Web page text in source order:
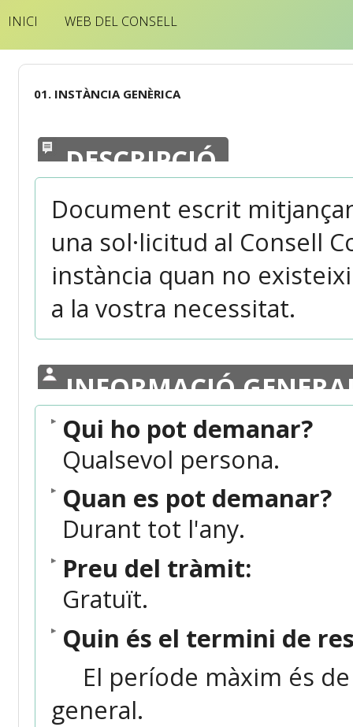
INICI WEB DEL CONSELL
01. INSTÀNCIA GENÈRICA
DESCRIPCIÓ
Document escrit
una sol·licitud al Consell
instància quan no
a la vostra necessitat.
INFORMACIÓ
Qui ho pot demanar?
Qualsevol persona.
Quan es pot demanar?
Durant tot l'any.
Preu del tràmit:
Gratuït.
Quin és el termini de
El període màxim és
general.